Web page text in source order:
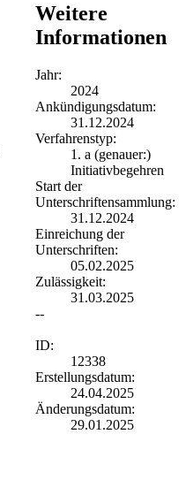
Weitere
Informationen
Jahr:
2024
Ankündigungsdatum:
31.12.2024
Verfahrenstyp:
1. a (genauer:)
Initiativbegehren
Start der
Unterschriftensammlung:
31.12.2024
Einreichung der
Unterschriften:
05.02.2025
Zulässigkeit:
31.03.2025
--
ID:
12338
Erstellungsdatum:
24.04.2025
Änderungsdatum:
29.01.2025